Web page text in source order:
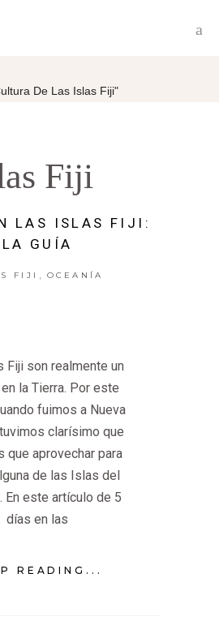
De Las Islas Fiji"
Fiji
LAS ISLAS FIJI:
LA GUÍA
FIJI OCEANÍA
Fiji son realmente un
la Tierra. Por este
fuimos a Nueva
clarísimo que
que aprovechar para
de las Islas del
En este artículo de 5
días en las
READING...